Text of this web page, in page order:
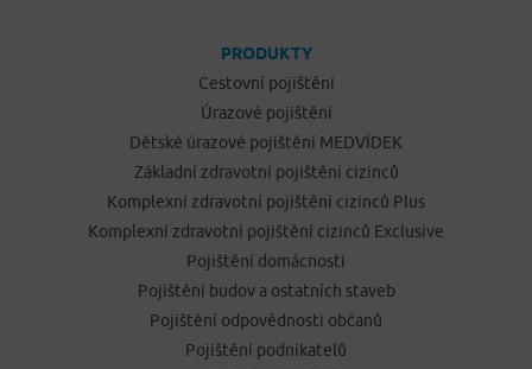
PRODUKTY
Cestovní pojištění
Úrazové pojištění
Dětské úrazové pojištění MEDVÍDEK
Základní zdravotní pojištění cizinců
Komplexní zdravotní pojištění cizinců Plus
Komplexní zdravotní pojištění cizinců Exclusive
Pojištění domácnosti
Pojištění budov a ostatních staveb
Pojištění odpovědnosti občanů
Pojištění podnikatelů